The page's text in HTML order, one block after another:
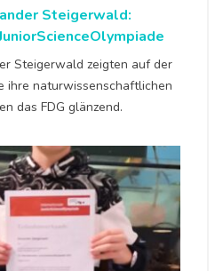
Steigerwald:
Steigerwald zeigten auf der
ihre naturwissenschaftlichen
das FDG glänzend.